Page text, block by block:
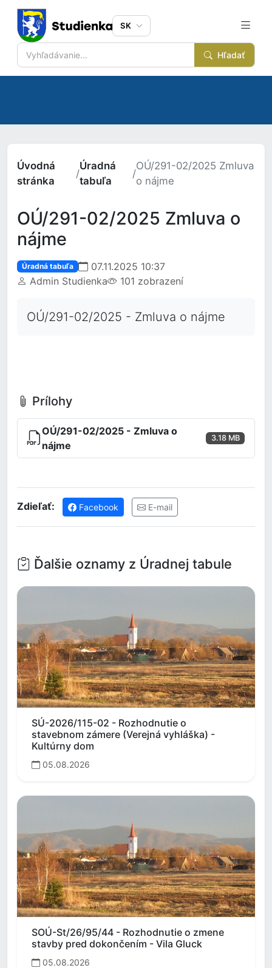
Hľadať
SK
Úvodná
stránka
/
Úradná
tabuľa
/
OÚ/291-02/2025 Zmluva
o nájme
OÚ/291-02/2025 Zmluva o
nájme
Úradná tabuľa
07.11.2025 10:37
Admin Studienka
101 zobrazení
OÚ/291-02/2025 - Zmluva o nájme
Prílohy
OÚ/291-02/2025 - Zmluva o
nájme
3.18 MB
Zdieľať: Facebook E-mail
Ďalšie oznamy z Úradnej tabule
SÚ-2026/115-02 - Rozhodnutie o
stavebnom zámere (Verejná vyhláška) -
Kultúrny dom
05.08.2026
SOÚ-St/26/95/44 - Rozhodnutie o zmene
stavby pred dokončením - Vila Gluck
05.08.2026